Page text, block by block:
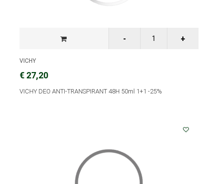
VICHY
€ 27,20
VICHY DEO ANTI-TRANSPIRANT 48H 50ml 1+1 -25%